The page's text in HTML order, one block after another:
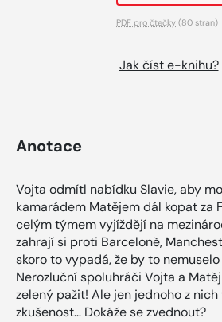
PDF pro čtečky (80 stran)
Jak číst e-knihu?
Anotace
Vojta odmítl nabídku Slavie, aby
kamarádem Matějem dál kopat za
celým týmem vyjíždějí na
zahrají si proti Barceloně,
skoro to vypadá, že by to
Nerozluční spoluhráči Vojta a
zelený pažit! Ale jen jednoho z
zkušenost… Dokáže se zvednout?